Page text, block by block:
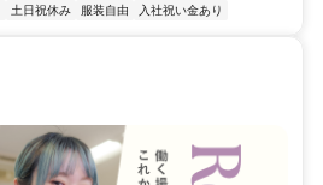
土日祝休み 服装自由 入社祝い金あり